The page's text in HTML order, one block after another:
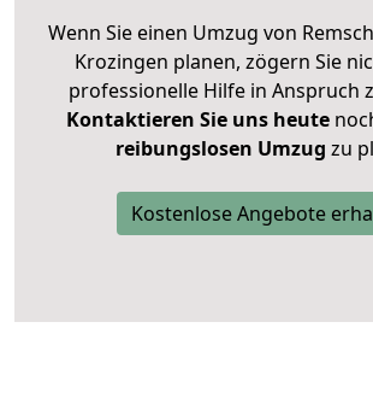
Wenn Sie einen Umzug von
Krozingen planen, zögern Sie
professionelle Hilfe in Anspruch
Kontaktieren Sie uns heute
reibungslosen Umzug zu
Kostenlose Angebote